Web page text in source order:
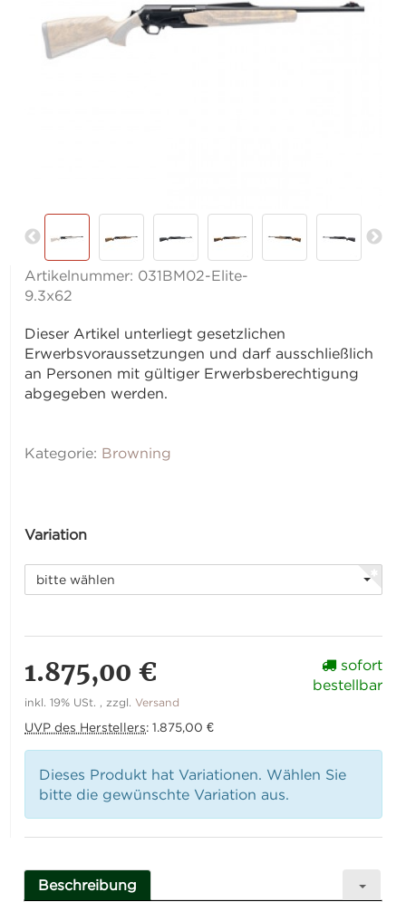
Artikelnummer: 031BM02-Elite-
9.3x62
Dieser Artikel unterliegt gesetzlichen
Erwerbsvoraussetzungen und darf ausschließlich
an Personen mit gültiger Erwerbsberechtigung
abgegeben werden.
Kategorie: Browning
Variation
bitte wählen
1.875,00 €
inkl. 19% USt. , zzgl.Versand
UVP des Herstellers:1.875,00 €
sofort
bestellbar
Dieses Produkt hat Variationen. Wählen Sie
bitte die gewünschte Variation aus.
Beschreibung